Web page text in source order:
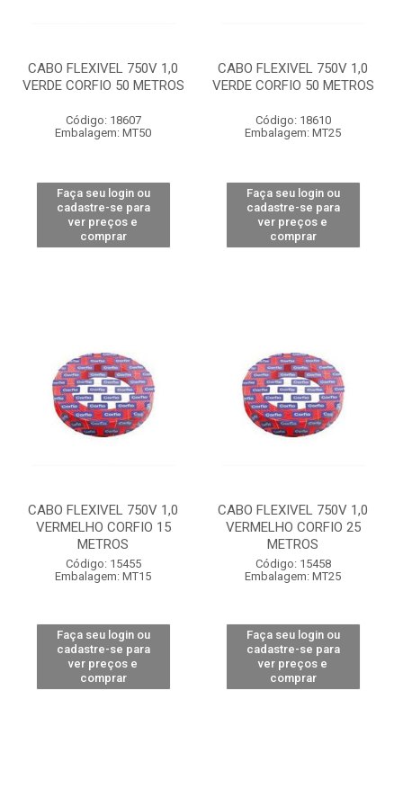
CABO FLEXIVEL 750V 1,0
VERDE CORFIO 50 METROS
Código: 18607
Embalagem: MT50
Faça seu login ou
cadastre-se para
ver preços e
comprar
CABO FLEXIVEL 750V 1,0
VERDE CORFIO 50 METROS
Código: 18610
Embalagem: MT25
Faça seu login ou
cadastre-se para
ver preços e
comprar
CABO FLEXIVEL 750V 1,0
VERMELHO CORFIO 15
METROS
Código: 15455
Embalagem: MT15
Faça seu login ou
cadastre-se para
ver preços e
comprar
CABO FLEXIVEL 750V 1,0
VERMELHO CORFIO 25
METROS
Código: 15458
Embalagem: MT25
Faça seu login ou
cadastre-se para
ver preços e
comprar